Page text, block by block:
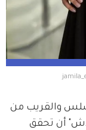
والقريب من
أن تحقق